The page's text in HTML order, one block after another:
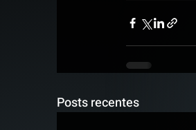
Posts recentes